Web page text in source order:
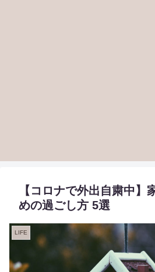
【コロナで外出自粛中】
めの過ごし方 5選
LIFE